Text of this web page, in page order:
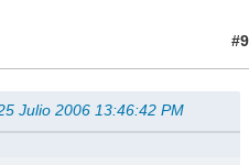
#9
Julio 2006 13:46:42 PM